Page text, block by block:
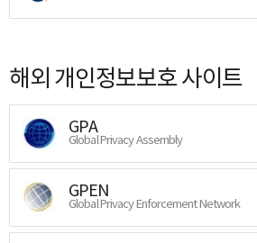
해외 개인정보보호 사이트
GPA
Global Privacy Assembly
GPEN
Global Privacy Enforcement Network